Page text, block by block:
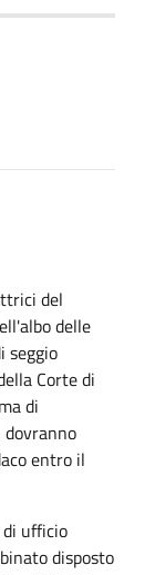
del
delle
seggio
Corte di
di
dovranno
entro il
ufficio
disposto